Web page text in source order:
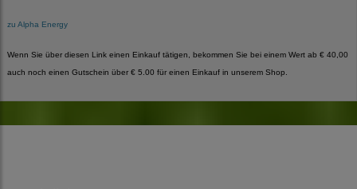
zu Alpha Energy
Wenn Sie über diesen Link einen Einkauf tätigen, bekommen Sie bei einem Wert ab € 40,00
auch noch einen Gutschein über € 5.00 für einen Einkauf in unserem Shop.